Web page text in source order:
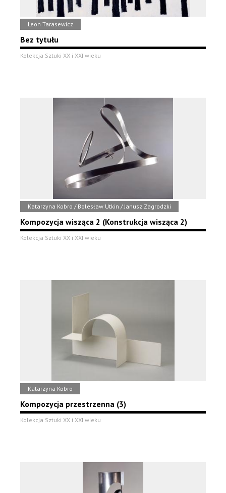
Leon Tarasewicz
Bez tytułu
Kolekcja Sztuki XX i XXI wieku
Katarzyna Kobro / Bolesław Utkin / Janusz Zagrodzki
Kompozycja wisząca 2 (Konstrukcja wisząca 2)
Kolekcja Sztuki XX i XXI wieku
Katarzyna Kobro
Kompozycja przestrzenna (3)
Kolekcja Sztuki XX i XXI wieku